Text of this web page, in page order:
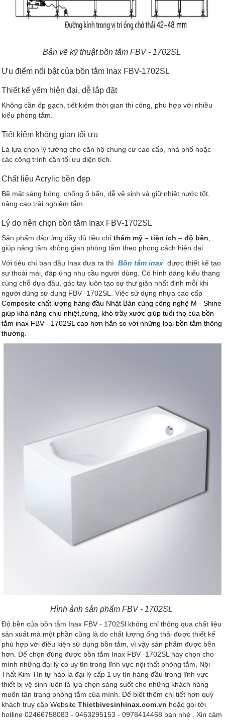
Bản vẽ kỹ thuật bồn tắm FBV - 1702SL
Ưu điểm nổi bật của bồn tắm Inax FBV-1702SL
Thiết kế yếm hiện đại, dễ lắp đặt
Không cần ốp gạch, tiết kiệm thời gian thi công, phù hợp với nhiều
kiểu phòng tắm.
Tiết kiệm không gian tối ưu
Là lựa chọn lý tưởng cho căn hộ chung cư cao cấp, nhà phố hoặc
các công trình cần tối ưu diện tích.
Chất liệu Acrylic bền đẹp
Bề mặt sáng bóng, chống ố bẩn, dễ vệ sinh và giữ nhiệt nước tốt,
nâng cao trải nghiệm tắm.
Lý do nên chọn bồn tắm Inax FBV-1702SL
Sản phẩm đáp ứng đầy đủ tiêu chí thẩm mỹ – tiện ích – độ bền,
giúp nâng tầm không gian phòng tắm theo phong cách hiện đại.
Với tiêu chí ban đầu Inax đưa ra thì Bồn tắm inax được thiết kế tạo
sự thoải mái, đáp ứng nhu cầu người dùng. Có hình dáng kiểu thang
cùng chỗ dựa đầu, gác tay luôn tạo sự thư giãn nhất định mỗi khi
người dùng sử dụng FBV -1702SL. Việc sử dụng nhựa cao cấp
Composite chất lượng hàng đầu Nhật Bản cùng công nghệ M - Shine
giúp khả năng chịu nhiệt,cứng, khó trầy xước giúp tuổi thọ của bồn
tắm inax FBV - 1702SL cao hơn hẳn so với những loại bồn tắm thông
thường.
Hình ảnh sản phẩm FBV - 1702SL
Độ bền của bồn tắm Inax FBV - 1702Sl không chỉ thông qua chất liệu
sản xuất mà một phần cũng là do chất lượng ống thải được thiết kế
phù hợp với điều kiện sử dụng bồn tắm, vì vậy sản phẩm được bền
hơn. Để chọn đúng được bồn tắm Inax FBV -1702SL hay chọn cho
mình những đại lý có uy tín trong lĩnh vực nội thất phòng tắm, Nội
Thất Kim Tín tự hào là đại lý cấp 1 uy tín hàng đầu trong lĩnh vực
thiết bị vệ sinh luôn là lựa chọn sáng suốt cho những khách hàng
muốn tân trang phòng tắm của mình. Để biết thêm chi tiết hơn quý
khách truy cập Website Thietbivesinhinax.com.vn hoặc gọi tới
hotline 02466758083 - 0463295153 - 0978414468 bạn nhé . Xin cảm